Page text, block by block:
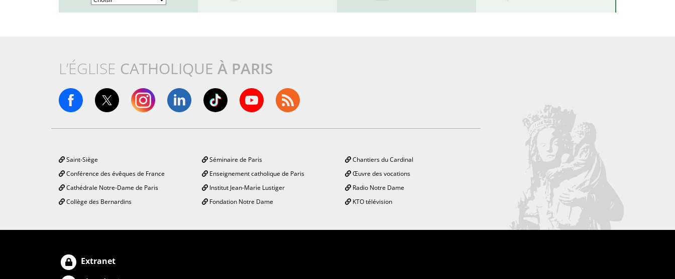
L’ÉGLISE CATHOLIQUE À PARIS
Saint-Siège
Conférence des évêques de France
Cathédrale Notre-Dame de Paris
Collège des Bernardins
Séminaire de Paris
Enseignement catholique de Paris
Institut Jean-Marie Lustiger
Fondation Notre Dame
Chantiers du Cardinal
Œuvre des vocations
Radio Notre Dame
KTO télévision
Extranet